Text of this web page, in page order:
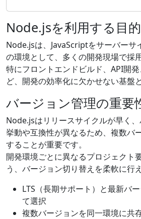
Node.jsを利用する目的
Node.jsは、JavaScriptをサーバーサ
の環境として、多くの開発現場で採
特にフロントエンドビルド、API開
ど、開発の効率化に欠かせない基盤
バージョン管理の重要
Node.jsはリリースサイクルが早く
挙動や互換性が異なるため、複数バ
することが重要です。
開発環境ごとに異なるプロジェクト
う、バージョン切り替えを柔軟に行
LTS（長期サポート）と最新バ
て選択
複数バージョンを同一環境に共